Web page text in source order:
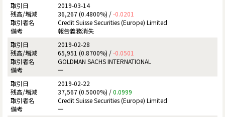
2019-03-14
36,267 (0.4800%) /-0.0201
Credit Suisse Securities (Europe) Limited
報告義務消失
2019-02-28
65,951 (0.8700%) /-0.0501
GOLDMAN SACHS INTERNATIONAL
ー
2019-02-22
37,567 (0.5000%) /0.0999
Credit Suisse Securities (Europe) Limited
ー